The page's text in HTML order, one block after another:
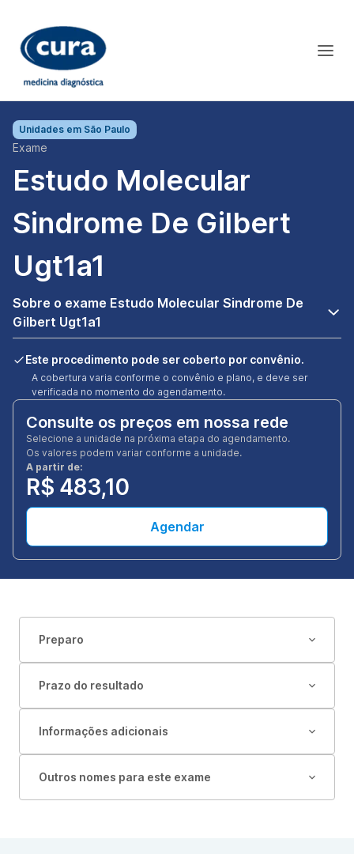
Unidades em São Paulo
Exame
Estudo Molecular
Sindrome De Gilbert
Ugt1a1
Sobre o exame Estudo Molecular Sindrome De
Gilbert Ugt1a1
Este procedimento pode ser coberto por convênio.
A cobertura varia conforme o convênio e plano, e deve ser
verificada no momento do agendamento.
Consulte os preços em nossa rede
Selecione a unidade na próxima etapa do agendamento.
Os valores podem variar conforme a unidade.
A partir de:
R$ 483,10
Agendar
Preparo
Prazo do resultado
Informações adicionais
Outros nomes para este exame